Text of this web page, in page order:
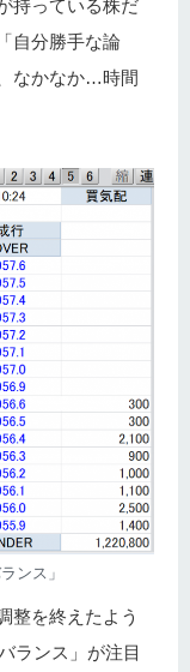
持っている株だ
自分勝手な論
なかなか…時間
ンス」
整を終えたよう
ランス」が注目